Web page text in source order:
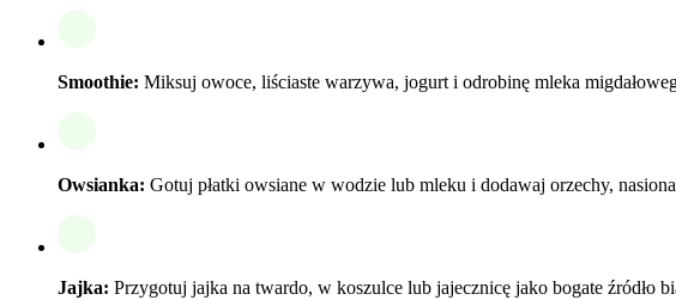
Smoothie: Miksuj owoce, liściaste warzywa, jogurt i odrobinę mleka
Owsianka: Gotuj płatki owsiane w wodzie lub mleku i dodawaj orzechy,
Jajka: Przygotuj jajka na twardo, w koszulce lub jajecznicę jako bogate źródło